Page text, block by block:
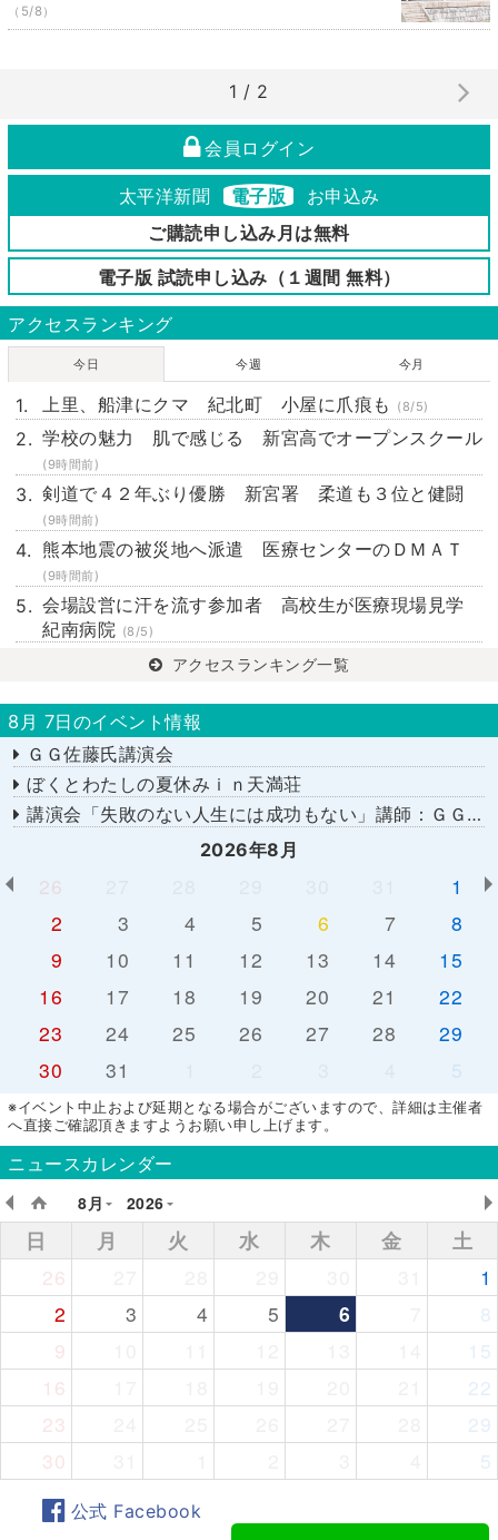
（5/8）
1 / 2
会員ログイン
太平洋新聞 電子版
お申込み
ご購読申し込み月は無料
電子版 試読申し込み（１週間 無料）
アクセスランキング
今日 今週 今月
上里、船津にクマ 紀北町 小屋に爪痕も (8/5)
学校の魅力 肌で感じる 新宮高でオープンスクール
(9時間前)
剣道で４２年ぶり優勝 新宮署 柔道も３位と健闘
(9時間前)
熊本地震の被災地へ派遣 医療センターのＤＭＡＴ
(9時間前)
会場設営に汗を流す参加者 高校生が医療現場見学
紀南病院 (8/5)
アクセスランキング一覧
8月 7日のイベント情報
ＧＧ佐藤氏講演会
ぼくとわたしの夏休みｉｎ天満荘
講演会「失敗のない人生には成功もない」講師：ＧＧ佐藤さん
2026年8月
26
1
2
3 4 5 6 7
8
9
10 11 12 13 14
15
16
17 18 19 20 21
22
23
24 25 26 27 28
29
30
31 5
※イベント中止および延期となる場合がございますので、詳細は主催者
へ直接ご確認頂きますようお願い申し上げます。
ニュースカレンダー
8月
2026
日 月 火 水 木 金
土
26
1
2
3 4 5 6
8
9
15
16
22
23
29
30
5
公式 Facebook